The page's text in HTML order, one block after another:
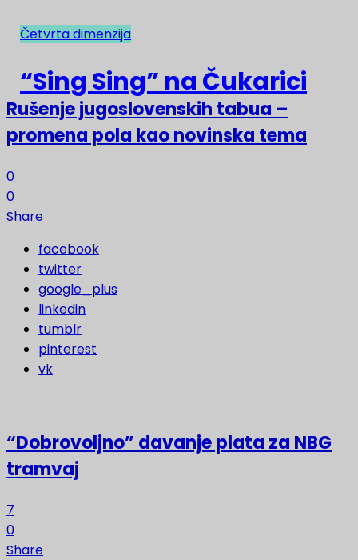
NAJNOVIJE
Rušenje jugoslovenskih tabua –
promena pola kao novinska tema
0
0
Share
facebook
twitter
google_plus
linkedin
tumblr
pinterest
vk
“Dobrovoljno” davanje plata za NBG
tramvaj
7
0
Share
Četvrta dimenzija
“Sing Sing” na Čukarici